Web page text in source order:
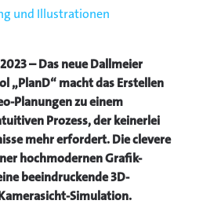
und Illustrationen
– Das neue Dallmeier
„PlanD“ macht das Erstellen
Planungen zu einem
Prozess, der keinerlei
mehr erfordert. Die clevere
hochmodernen Grafik-
beeindruckende 3D-
Simulation.